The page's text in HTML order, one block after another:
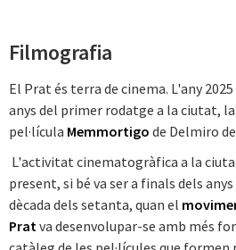
Filmografia
El Prat és terra de cinema. L'any
anys del primer rodatge a la ciutat, la
pel·lícula Memmortigo de Delmiro
L'activitat cinematogràfica a la
present, si bé va ser a finals dels
dècada dels setanta, quan el
Pratva desenvolupar-se amb més